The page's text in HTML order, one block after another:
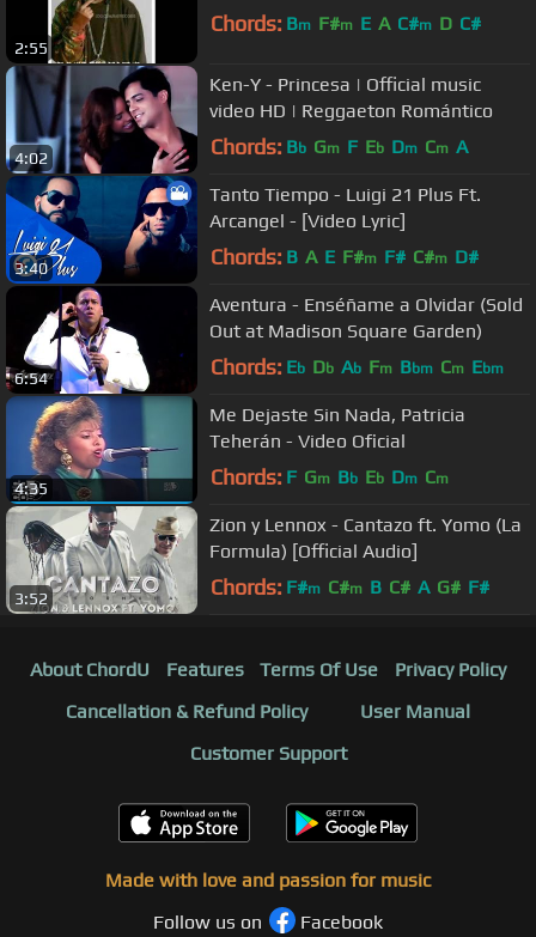
2:55
Chords: Bm F#m E A C#m D C#
4:02
Ken-Y - Princesa | Official music
video HD | Reggaeton Romántico
Chords: Bb Gm F Eb Dm Cm A
3:40
Tanto Tiempo - Luigi 21 Plus Ft.
Arcangel - [Video Lyric]
Chords: B A E F#m F# C#m D#
6:54
Aventura - Enséñame a Olvidar (Sold
Out at Madison Square Garden)
Chords: Eb Db Ab Fm Bbm Cm Ebm
4:35
Me Dejaste Sin Nada, Patricia
Teherán - Video Oficial
Chords: F Gm Bb Eb Dm Cm
3:52
Zion y Lennox - Cantazo ft. Yomo (La
Formula) [Official Audio]
Chords: F#m C#m B C# A G# F#
About ChordU Features Terms Of Use
Privacy Policy
Cancellation & Refund Policy
User Manual
Customer Support
Made with love and passion for music
Follow us on
Facebook